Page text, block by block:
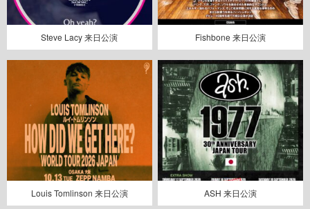
Steve Lacy 来日公演 Fishbone 来日公演
Louis Tomlinson 来日公演 ASH 来日公演